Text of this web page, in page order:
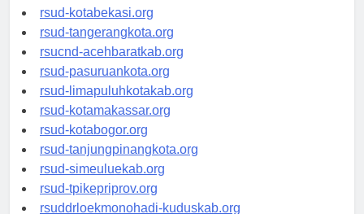
rsud-tangerangkab.org
rsud-kotabekasi.org
rsud-tangerangkota.org
rsucnd-acehbaratkab.org
rsud-pasuruankota.org
rsud-limapuluhkotakab.org
rsud-kotamakassar.org
rsud-kotabogor.org
rsud-tanjungpinangkota.org
rsud-simeuluekab.org
rsud-tpikepriprov.org